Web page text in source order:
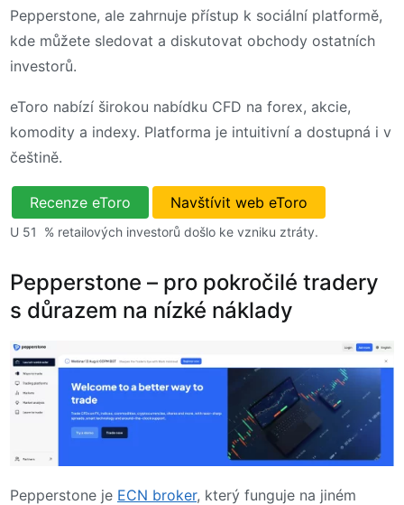
Pepperstone, ale zahrnuje přístup k sociální platformě,
kde můžete sledovat a diskutovat obchody ostatních
investorů.
eToro nabízí širokou nabídku CFD na forex, akcie,
komodity a indexy. Platforma je intuitivní a dostupná i v
češtině.
Recenze eToro Navštívit web eToro
U 51 % retailových investorů došlo ke vzniku ztráty.
Pepperstone – pro pokročilé tradery
s důrazem na nízké náklady
Pepperstone je ECN broker, který funguje na jiném